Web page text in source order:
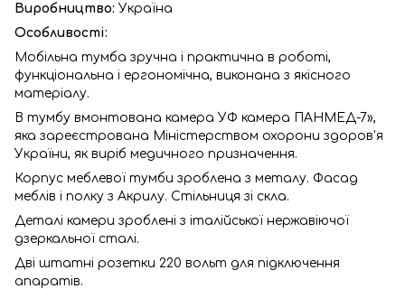
Виробництво: Україна
Особливості:
Мобільна тумба зручна і практична в роботі,
функціональна і ергономічна, виконана з якісного
матеріалу.
В тумбу вмонтована камера УФ камера ПАНМЕД-7»,
яка зареєстрована Міністерством охорони здоров'я
України, як виріб медичного призначення.
Корпус меблевої тумби зроблена з металу. Фасад
меблів і полку з Акрилу. Стільниця зі скла.
Деталі камери зроблені з італійської нержавіючої
дзеркальної сталі.
Дві штатні розетки 220 вольт для підключення
апаратів.